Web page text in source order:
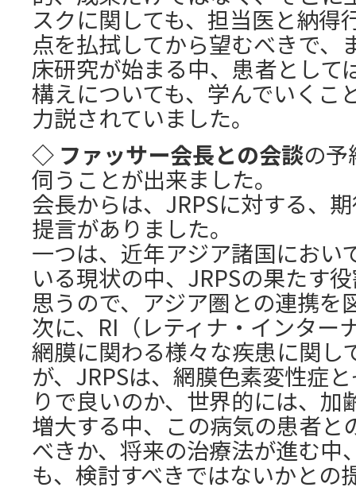
スクに関しても、担当医と納得
点を払拭してから望むべきで、
床研究が始まる中、患者として
構えについても、学んでいくこ
力説されていました。
◇ ファッサー会長との会談の
伺うことが出来ました。
会長からは、JRPSに対する、
提言がありました。
一つは、近年アジア諸国におい
いる現状の中、JRPSの果たす
思うので、アジア圏との連携を
次に、RI（レティナ・インター
網膜に関わる様々な疾患に関し
が、JRPSは、網膜色素変性症
りで良いのか、世界的には、
増大する中、この病気の患者と
べきか、将来の治療法が進む中
も、検討すべきではないかとの